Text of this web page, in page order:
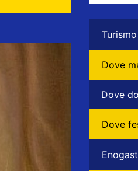
Turismo
Dove
Dove
Dove